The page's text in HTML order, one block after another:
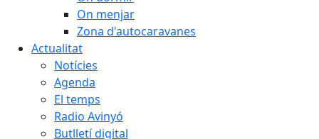
On menjar
Zona d'autocaravanes
Actualitat
Notícies
Agenda
El temps
Radio Avinyó
Butlletí digital